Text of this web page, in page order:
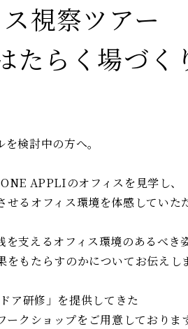
視察ツアー
たらく場づく
検討中の方へ。
APPLIのオフィスを見学し、
るオフィス環境を体感していた
支えるオフィス環境のあるべき姿
もたらすのかについてお伝えし
ア研修」を提供してきた
クショップをご用意しております